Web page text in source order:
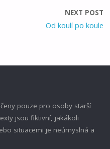
NEXT POST
Od koulí po koule
pouze pro osoby starší
jsou fiktivní, jakákoli
situacemi je neúmyslná a